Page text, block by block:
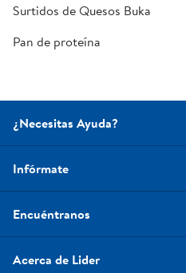
Surtidos de Quesos Buka
Pan de proteína
¿Necesitas Ayuda?
Infórmate
Encuéntranos
Acerca de Lider